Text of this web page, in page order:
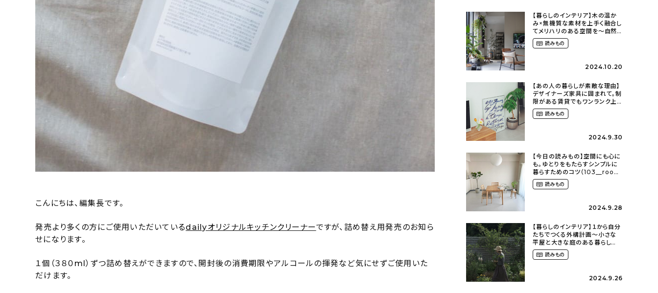
こんにちは、編集長です。
発売より多くの方にご使用いただいているdailyオリジナルキッチンクリーナーですが、詰め替え用発売のお知ら
せになります。
１個（３８０ml）ずつ詰め替えができますので、開封後の消費期限やアルコールの揮発など気にせずご使用いた
だけます。
【暮らしのインテリア】木の温か
み×無機質な素材を上手く融合し
てメリハリのある空間を〜自然
に囲まれて暮らす（ki_no_ieさ
ん） 読みもの
2024.10.20
【あの人の暮らしが素敵な理由】
デザイナーズ家具に囲まれて。制
限がある賃貸でもワンランク上
のお部屋に〜狭くても好きな暮
らしのこと（_____chika708さ
読みもの
2024.9.30
【今日の読みもの】空間にも心に
も。ゆとりをもたらすシンプルに
暮らすためのコツ（103__room
さん）
読みもの
2024.9.28
【暮らしのインテリア】１から自分
たちでつくる外構計画〜小さな
平屋と大きな庭のある暮らし
（tsumikiniwaさん）
読みもの
2024.9.26